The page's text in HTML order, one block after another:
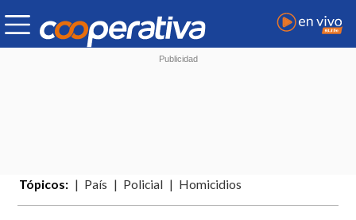
Tópicos: País Policial Homicidios